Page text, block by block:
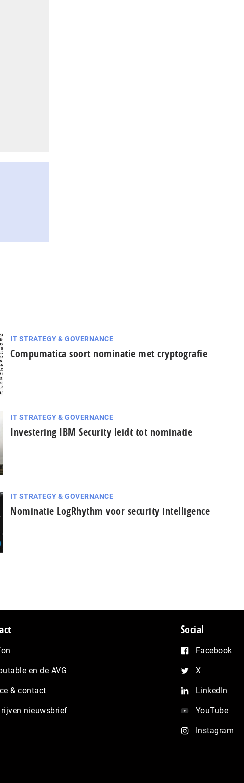
IT STRATEGY & GOVERNANCE
Compumatica soort nominatie met cryptografie
IT STRATEGY & GOVERNANCE
Investering IBM Security leidt tot nominatie
IT STRATEGY & GOVERNANCE
Nominatie LogRhythm voor security intelligence
en de AVG
& contact
nieuwsbrief
Social
Facebook
X
LinkedIn
YouTube
Instagram